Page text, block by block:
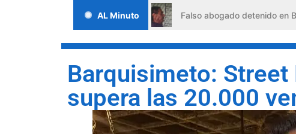
AL MinutoFalso abogado detenido en
Barquisimeto:
supera las 20.000